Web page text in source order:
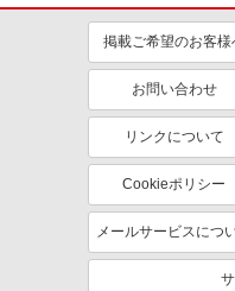
掲載ご希望のお客様
お問い合わせ
リンクについて
Cookieポリシー
メールサービスにつ